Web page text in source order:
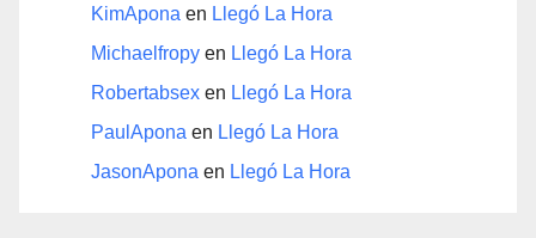
KimApona en Llegó La Hora
Michaelfropy en Llegó La Hora
Robertabsex en Llegó La Hora
PaulApona en Llegó La Hora
JasonApona en Llegó La Hora